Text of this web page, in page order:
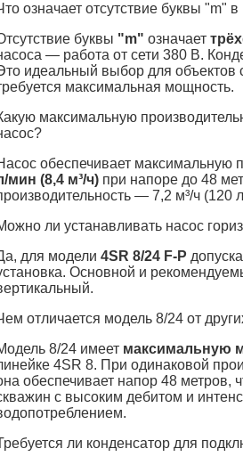
означает отсутствие буквы "m"
буквы "m" означает
— работа от сети 380 В.
идеальный выбор для объектов
максимальная мощность.
максимальную
обеспечивает максимальную
мин (8,4 м³/ч) при напоре до 48
— 7,2 м³/ч (120
ли устанавливать насос
для модели 4SR 8/24 F-P
Основной и
отличается модель 8/24 от
8/24 имеет максимальную
4SR 8. При одинаковой
обеспечивает напор 48 метров,
с высоким дебитом и
ли конденсатор для